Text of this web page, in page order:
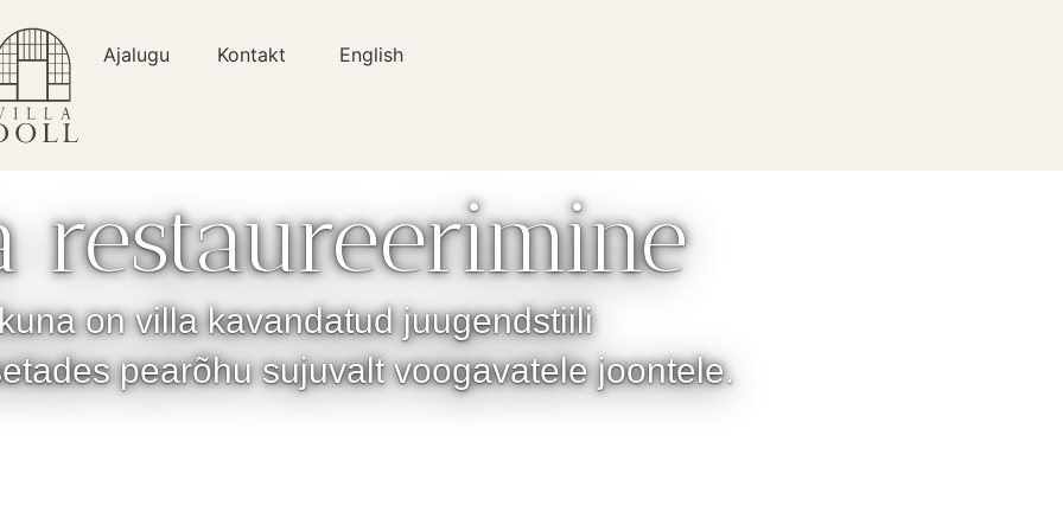
Ajalugu Kontakt English
restaureerimine
on villa kavandatud juugendstiili
pearõhu sujuvalt voogavatele joontele.